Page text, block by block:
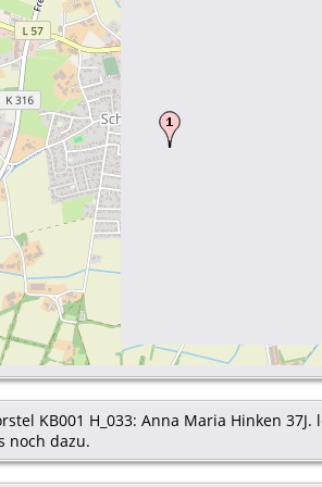
KB001 H_033: Anna Maria Hinken
noch dazu.